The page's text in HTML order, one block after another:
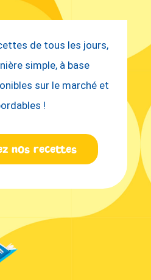
de tous les jours,
simple, à base
sur le marché et
!
nos recettes